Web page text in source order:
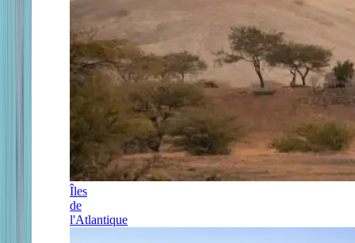
Îles
de
l'Atlantique